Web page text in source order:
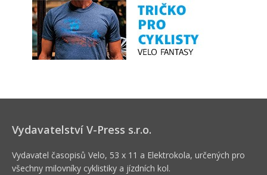
Vydavatelství V-Press s.r.o.
Vydavatel časopisů Velo, 53 x 11 a Elektrokola, určených pro
všechny milovníky cyklistiky a jízdních kol.